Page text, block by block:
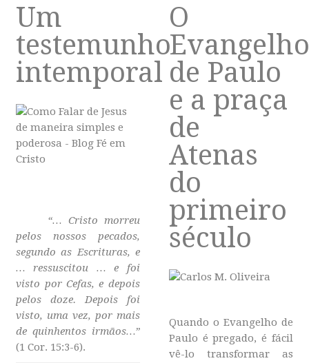
Um
testemunho
intemporal
“… Cristo morreu
pelos nossos pecados,
segundo as Escrituras, e
… ressuscitou … e foi
visto por Cefas, e depois
pelos doze. Depois foi
visto, uma vez, por mais
de quinhentos irmãos…”
(1 Cor. 15:3-6).
O
de Paulo
e a praça
de
Atenas
do
primeiro
século
Quando o Evangelho de
Paulo é pregado, é fácil
vê-lo transformar as